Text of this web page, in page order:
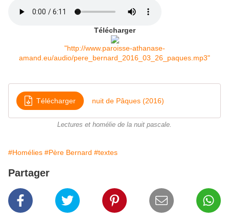
Télécharger
"http://www.paroisse-athanase-
amand.eu/audio/pere_bernard_2016_03_26_paques.mp3"
Télécharger nuit de Pâques (2016)
Lectures et homélie de la nuit pascale.
#Homélies #Père Bernard #textes
Partager